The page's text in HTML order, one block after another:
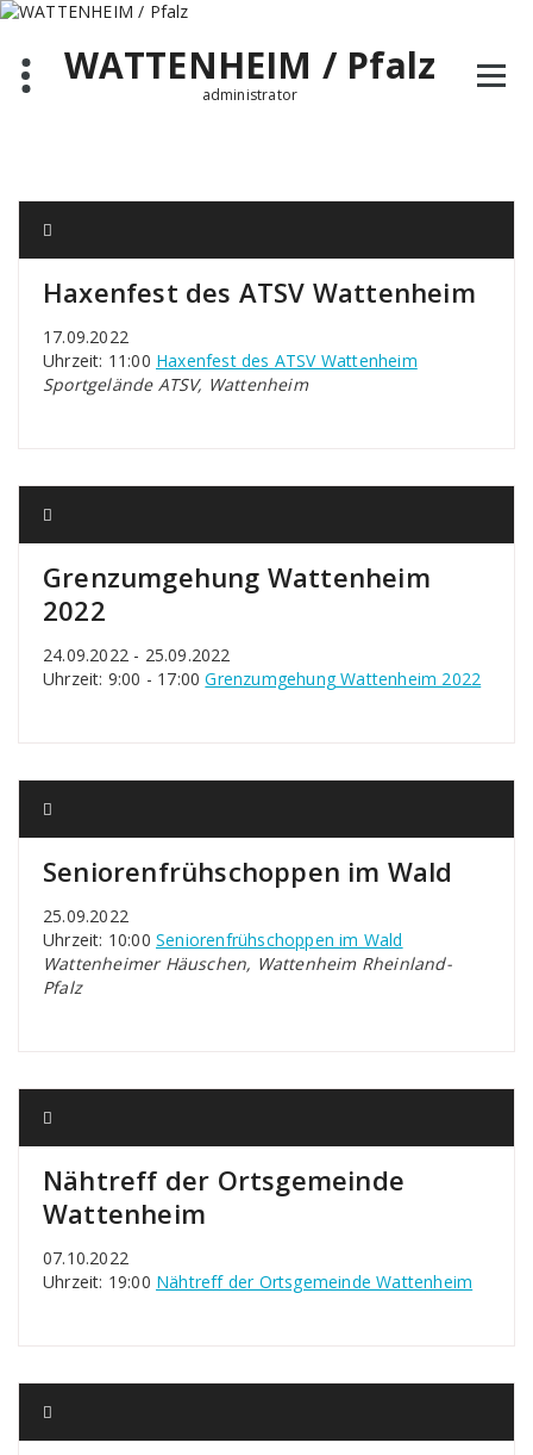
Zum
springenWATTENHEIM / Pfalz
administrator
Haxenfest des ATSV Wattenheim
17.09.2022
Uhrzeit: 11:00 Haxenfest des ATSV Wattenheim
Sportgelände ATSV, Wattenheim
Grenzumgehung Wattenheim
2022
24.09.2022 - 25.09.2022
Uhrzeit: 9:00 - 17:00Grenzumgehung Wattenheim 2022
Seniorenfrühschoppen im Wald
25.09.2022
Uhrzeit: 10:00 Seniorenfrühschoppen im Wald
Wattenheimer Häuschen, Wattenheim Rheinland-
Pfalz
Nähtreff der Ortsgemeinde
Wattenheim
07.10.2022
Uhrzeit: 19:00 Nähtreff der Ortsgemeinde Wattenheim